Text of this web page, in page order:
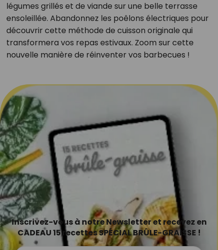
légumes grillés et de viande sur une belle terrasse
ensoleillée. Abandonnez les poêlons électriques pour
découvrir cette méthode de cuisson originale qui
transformera vos repas estivaux. Zoom sur cette
nouvelle manière de réinventer vos barbecues !
Inscrivez-vous à notre Newsletter et recevez en
CADEAU 15 recettes SPÉCIAL BRÛLE-GRAISSE !